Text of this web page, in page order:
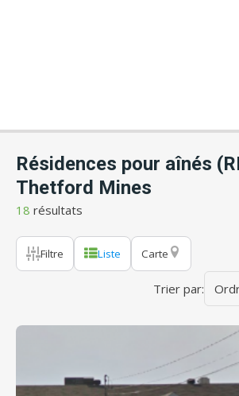
Résidences pour aînés
Thetford Mines
18 résultats
Filtre Liste Carte
Trier par: